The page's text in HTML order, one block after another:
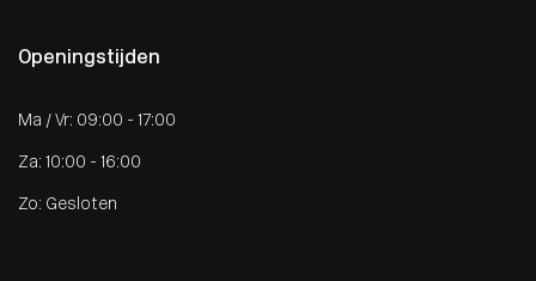
Openingstijden
Ma / Vr: 09:00 - 17:00
Za: 10:00 - 16:00
Zo: Gesloten